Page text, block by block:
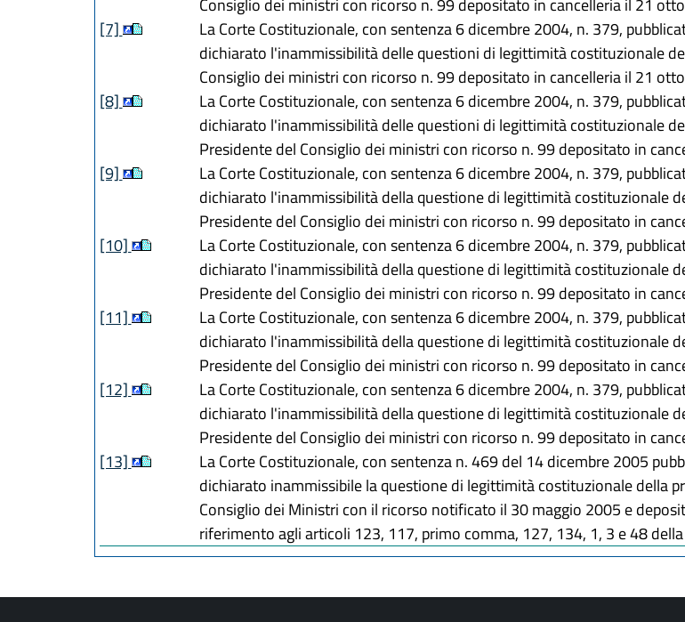
Consiglio dei ministri con ricorso n. 99 depositato in cancelleria il 21
[7]
La Corte Costituzionale, con sentenza 6 dicembre 2004, n. 379,
dichiarato l'inammissibilità delle questioni di legittimità costituzionale
Consiglio dei ministri con ricorso n. 99 depositato in cancelleria il 21
[8]
La Corte Costituzionale, con sentenza 6 dicembre 2004, n. 379,
dichiarato l'inammissibilità delle questioni di legittimità costituzionale
Presidente del Consiglio dei ministri con ricorso n. 99 depositato in
[9]
La Corte Costituzionale, con sentenza 6 dicembre 2004, n. 379,
dichiarato l'inammissibilità della questione di legittimità costituzionale
Presidente del Consiglio dei ministri con ricorso n. 99 depositato in
[10]
La Corte Costituzionale, con sentenza 6 dicembre 2004, n. 379,
dichiarato l'inammissibilità della questione di legittimità costituzionale
Presidente del Consiglio dei ministri con ricorso n. 99 depositato in
[11]
La Corte Costituzionale, con sentenza 6 dicembre 2004, n. 379,
dichiarato l'inammissibilità della questione di legittimità costituzionale
Presidente del Consiglio dei ministri con ricorso n. 99 depositato in
[12]
La Corte Costituzionale, con sentenza 6 dicembre 2004, n. 379,
dichiarato l'inammissibilità della questione di legittimità costituzionale
Presidente del Consiglio dei ministri con ricorso n. 99 depositato in
[13]
La Corte Costituzionale, con sentenza n. 469 del 14 dicembre 2005
dichiarato inammissibile la questione di legittimità costituzionale della
Consiglio dei Ministri con il ricorso notificato il 30 maggio 2005 e
riferimento agli articoli 123, 117, primo comma, 127, 134, 1, 3 e 48